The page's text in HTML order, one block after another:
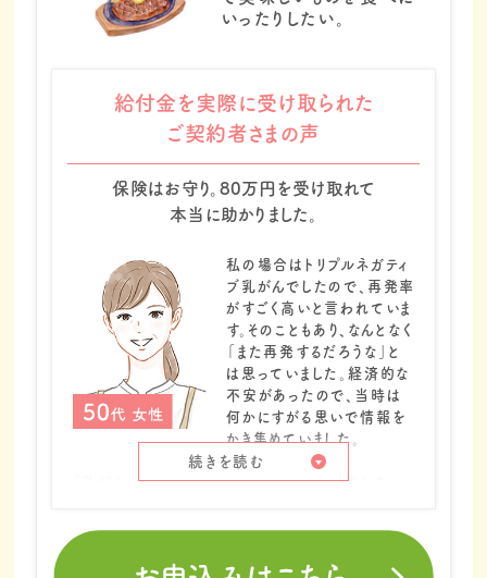
いったりしたい。
給付金を実際に受け取られた
ご契約者さまの声
保険はお守り。80万円を受け取れて
本当に助かりました。
私の場合はトリプルネガティ
ブ乳がんでしたので、再発率
がすごく高いと言われていま
す。そのこともあり、なんとなく
「また再発するだろうな」と
は思っていました。経済的な
不安があったので、当時は
何かにすがる思いで情報を
かき集めていました。
「乳がん」「保険」といったキーワードで検索してい
加入したのは術後ちょうど半年が過ぎた、
2021
続きを読む